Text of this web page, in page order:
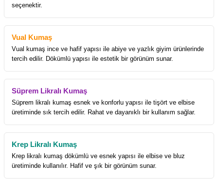
seçenektir.
Vual Kumaş
Vual kumaş ince ve hafif yapısı ile abiye ve yazlık giyim ürünlerinde
tercih edilir. Dökümlü yapısı ile estetik bir görünüm sunar.
Süprem Likralı Kumaş
Süprem likralı kumaş esnek ve konforlu yapısı ile tişört ve elbise
üretiminde sık tercih edilir. Rahat ve dayanıklı bir kullanım sağlar.
Krep Likralı Kumaş
Krep likralı kumaş dökümlü ve esnek yapısı ile elbise ve bluz
üretiminde kullanılır. Hafif ve şık bir görünüm sunar.